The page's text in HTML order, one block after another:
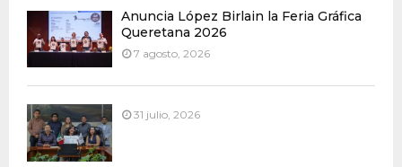
Anuncia López Birlain la Feria Gráfica
Queretana 2026
7 agosto, 2026
31 julio, 2026